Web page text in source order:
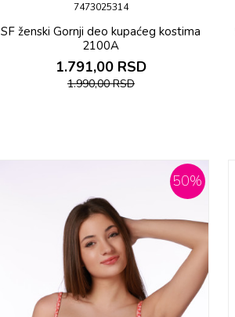
7473025314
SF ženski Gornji deo kupaćeg kostima
2100A
1.791,00 RSD
1.990,00RSD
50%